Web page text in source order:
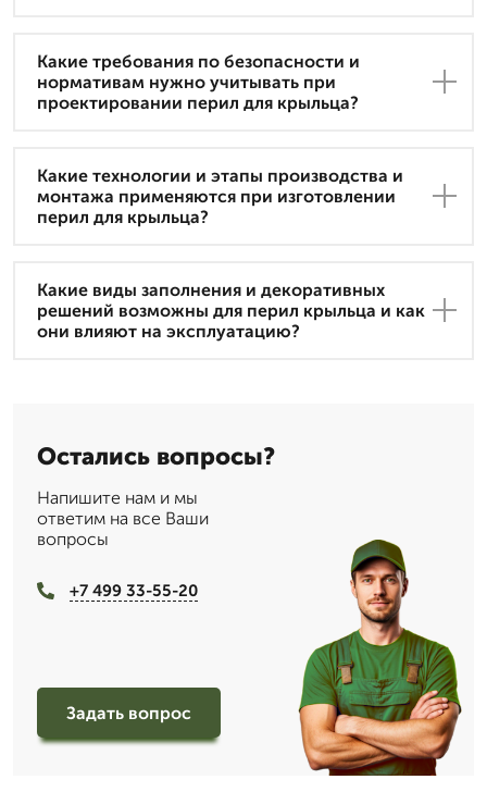
Какие требования по безопасности и
нормативам нужно учитывать при
проектировании перил для крыльца?
Какие технологии и этапы производства и
монтажа применяются при изготовлении
перил для крыльца?
Какие виды заполнения и декоративных
решений возможны для перил крыльца и как
они влияют на эксплуатацию?
Остались вопросы?
Напишите нам и мы
ответим на все Ваши
вопросы
+7 499 33-55-20
Задать вопрос